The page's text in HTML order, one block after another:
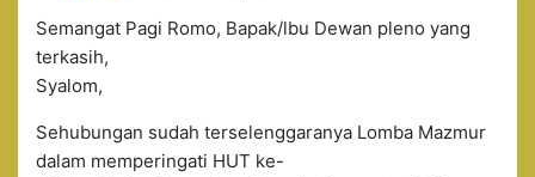
Semangat Pagi Romo, Bapak/lbu Dewan pleno yang
terkasih,
Syalom,
Sehubungan sudah terselenggaranya Lomba Mazmur
dalam memperingati HUT ke-